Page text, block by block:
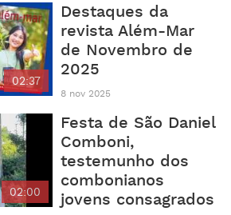
02:37
Destaques da
revista Além-Mar
de Novembro de
2025
8 nov 2025
02:00
Festa de São Daniel
Comboni,
testemunho dos
combonianos
jovens consagrados